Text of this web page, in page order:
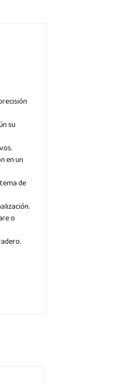
su
en un
de
o